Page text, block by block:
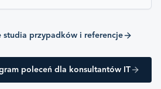
studia przypadków i referencje
poleceń dla konsultantów IT